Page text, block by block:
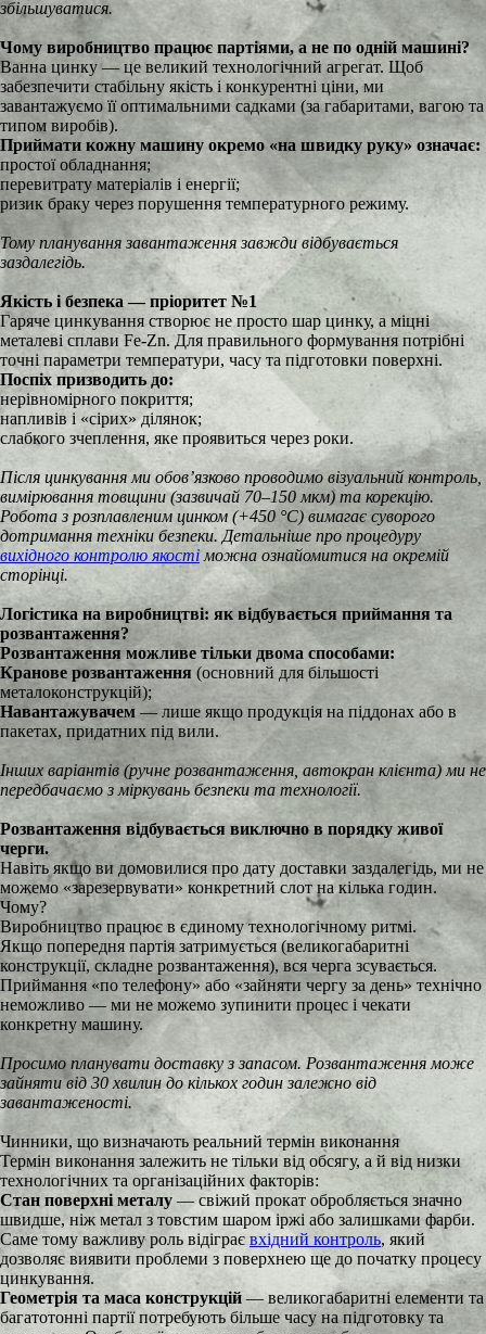
збільшуватися.
Чому виробництво працює партіями, а не по одній машині?
Ванна цинку — це великий технологічний агрегат. Щоб
забезпечити стабільну якість і конкурентні ціни, ми
завантажуємо її оптимальними садками (за габаритами, вагою та
типом виробів).
Приймати кожну машину окремо «на швидку руку» означає:
простої обладнання;
перевитрату матеріалів і енергії;
ризик браку через порушення температурного режиму.
Тому планування завантаження завжди відбувається
заздалегідь.
Якість і безпека — пріоритет №1
Гаряче цинкування створює не просто шар цинку, а міцні
металеві сплави Fe-Zn. Для правильного формування потрібні
точні параметри температури, часу та підготовки поверхні.
Поспіх призводить до:
нерівномірного покриття;
напливів і «сірих» ділянок;
слабкого зчеплення, яке проявиться через роки.
Після цинкування ми обов’язково проводимо візуальний контроль,
вимірювання товщини (зазвичай 70–150 мкм) та корекцію.
Робота з розплавленим цинком (+450 °C) вимагає суворого
дотримання техніки безпеки. Детальніше про процедуру
вихідного контролю якості можна ознайомитися на окремій
сторінці.
Логістика на виробництві: як відбувається приймання та
розвантаження?
Розвантаження можливе тільки двома способами:
Кранове розвантаження (основний для більшості
металоконструкцій);
Навантажувачем — лише якщо продукція на піддонах або в
пакетах, придатних під вили.
Інших варіантів (ручне розвантаження, автокран клієнта) ми не
передбачаємо з міркувань безпеки та технології.
Розвантаження відбувається виключно в порядку живої
черги.
Навіть якщо ви домовилися про дату доставки заздалегідь, ми не
можемо «зарезервувати» конкретний слот на кілька годин.
Чому?
Виробництво працює в єдиному технологічному ритмі.
Якщо попередня партія затримується (великогабаритні
конструкції, складне розвантаження), вся черга зсувається.
Приймання «по телефону» або «зайняти чергу за день» технічно
неможливо — ми не можемо зупинити процес і чекати
конкретну машину.
Просимо планувати доставку з запасом. Розвантаження може
зайняти від 30 хвилин до кількох годин залежно від
завантаженості.
Чинники, що визначають реальний термін виконання
Термін виконання залежить не тільки від обсягу, а й від низки
технологічних та організаційних факторів:
Стан поверхні металу— свіжий прокат обробляється значно
швидше, ніж метал з товстим шаром іржі або залишками фарби.
Саме тому важливу роль відіграє вхідний контроль, який
дозволяє виявити проблеми з поверхнею ще до початку процесу
цинкування.
Геометрія та маса конструкцій— великогабаритні елементи та
багатотонні партії потребують більше часу на підготовку та